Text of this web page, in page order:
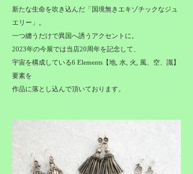
新たな生命を吹き込んだ「国境無きエキゾチックなジュ
エリー」。
一つ纏うだけで異国へ誘うアクセントに。
2023年の今展では当店20周年を記念して、
宇宙を構成している6 Elements【地, 水, 火, 風、空、識】
要素を
作品に落とし込んで頂いております。